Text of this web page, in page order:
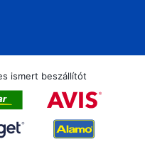
ismert beszállítót